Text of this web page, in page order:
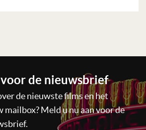
de nieuwsbrief
de nieuwste films en het
Meld u nu aan voor de